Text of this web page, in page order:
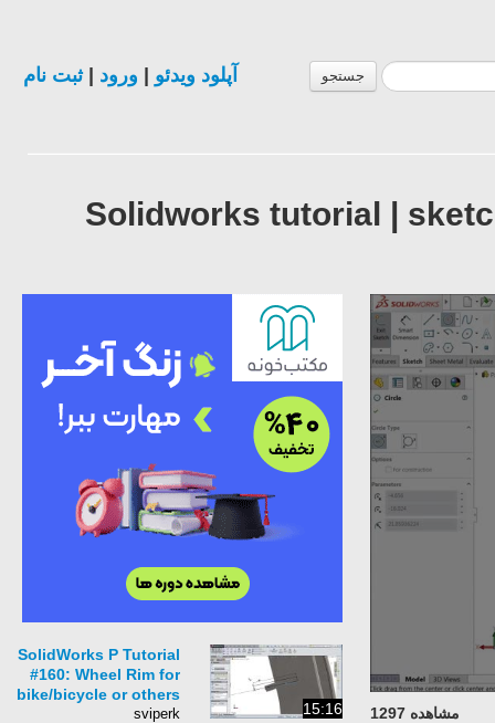
جستجو آپلود ویدئو| ورود| ثبت نام
Solidworks tutorial |
مشاهده 1297 15:16
SolidWorks P Tutorial
#160: Wheel Rim for
bike/bicycle or others
sviperk